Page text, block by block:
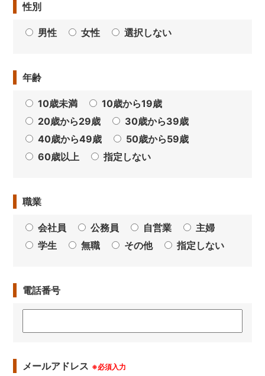
性別
男性 女性 選択しない
年齢
10歳未満
10歳から19歳
20歳から29歳
30歳から39歳
40歳から49歳
50歳から59歳
60歳以上
指定しない
職業
会社員 公務員 自営業
主婦
学生
無職 その他 指定しない
電話番号
メールアドレス ※必須入力